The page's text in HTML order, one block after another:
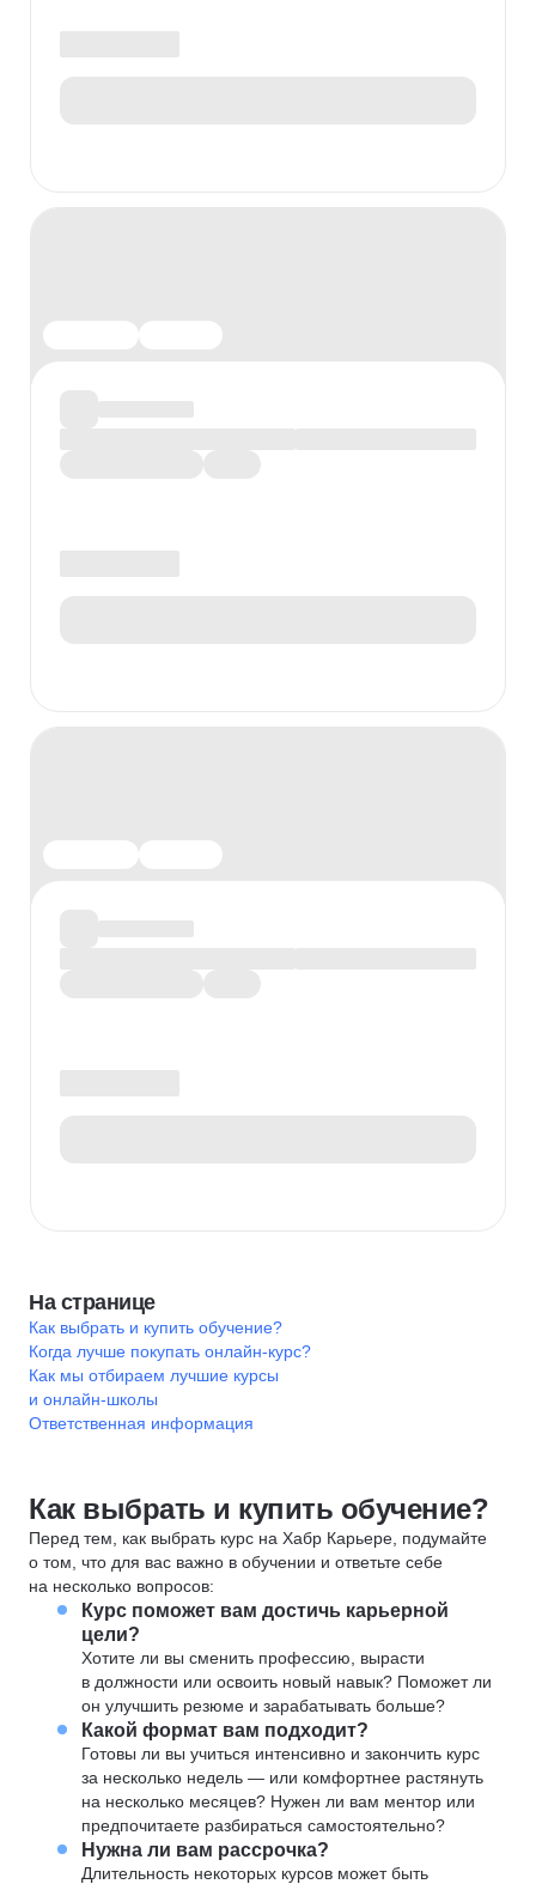
На странице
Как выбрать и купить обучение?
Когда лучше покупать онлайн-курс?
Как мы отбираем лучшие курсы
и онлайн-школы
Ответственная информация
Как выбрать и купить обучение?
Перед тем, как выбрать курс на Хабр Карьере, подумайте
о том, что для вас важно в обучении и ответьте себе
на несколько вопросов:
Курс поможет вам достичь карьерной
цели?
Хотите ли вы сменить профессию, вырасти
в должности или освоить новый навык? Поможет ли
он улучшить резюме и зарабатывать больше?
Какой формат вам подходит?
Готовы ли вы учиться интенсивно и закончить курс
за несколько недель — или комфортнее растянуть
на несколько месяцев? Нужен ли вам ментор или
предпочитаете разбираться самостоятельно?
Нужна ли вам рассрочка?
Длительность некоторых курсов может быть